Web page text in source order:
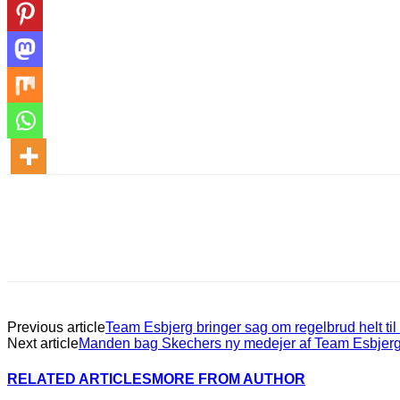
Previous articleTeam Esbjerg bringer sag om regelbrud helt til
Next articleManden bag Skechers ny medejer af Team Esbjerg
RELATED ARTICLES MORE FROM AUTHOR